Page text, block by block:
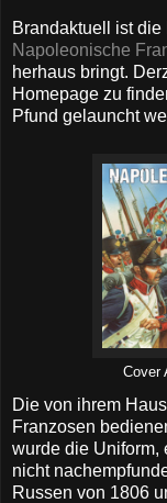
Brandaktuell ist
Napoleonische
herhaus bringt.
Homepage zu
Pfund gelauncht
Cover
Die von ihrem
Franzosen
wurde die Uniform,
nicht
Russen von 1806